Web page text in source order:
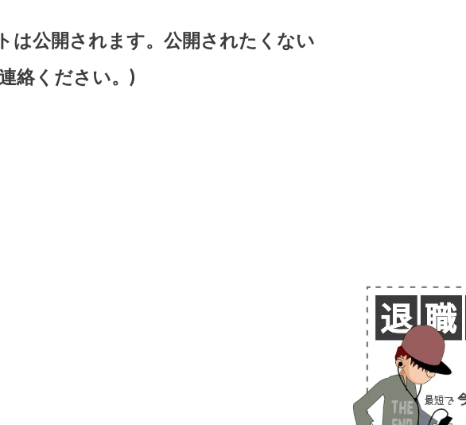
は公開されます。公開されたくない
絡ください。)